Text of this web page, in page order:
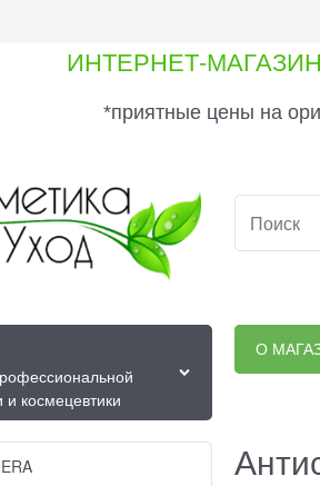
ИНТЕРНЕТ-
*приятные цены на
и космецевтики
О